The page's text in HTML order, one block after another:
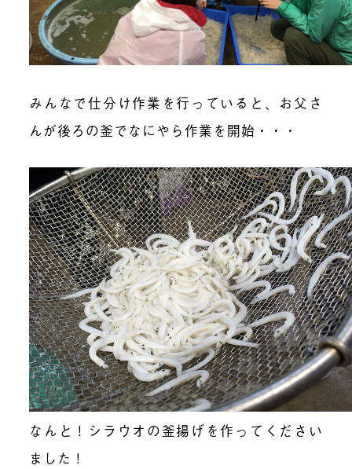
みんなで仕分け作業を行っていると、お父さ
んが後ろの釜でなにやら作業を開始・・・
なんと！シラウオの釜揚げを作ってください
ました！